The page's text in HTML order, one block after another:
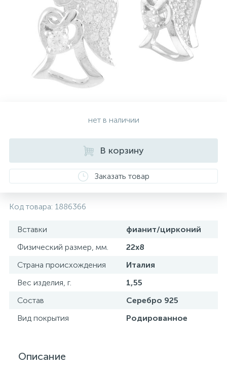
нет в наличии
В корзину
Заказать товар
Код товара: 1886366
Вставки
фианит/цирконий
Физический размер, мм.
22х8
Страна происхождения
Италия
Вес изделия, г.
1,55
Состав
Серебро 925
Вид покрытия
Родированное
Описание
Серебряные колье
Серебряные цепочки
Серебряные аксессуары
Серебряные сувениры
Золотые серьги
Золотые цепи